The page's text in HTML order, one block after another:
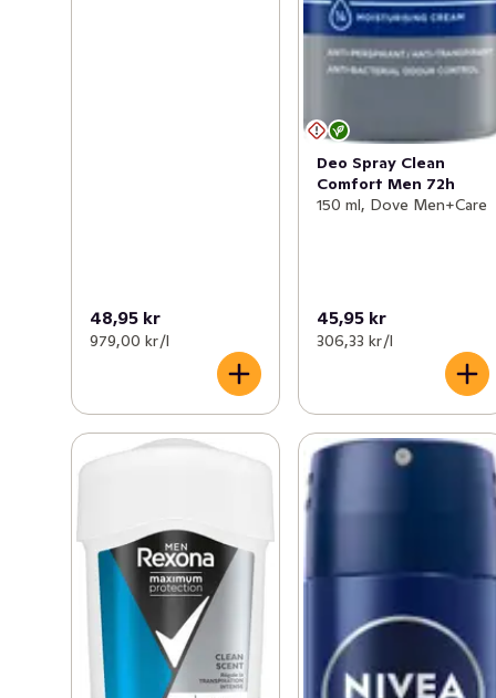
48,95 kr
979,00 kr /l
Deo Spray Clean
Comfort Men 72h
150 ml, Dove Men+Care
45,95 kr
306,33 kr /l